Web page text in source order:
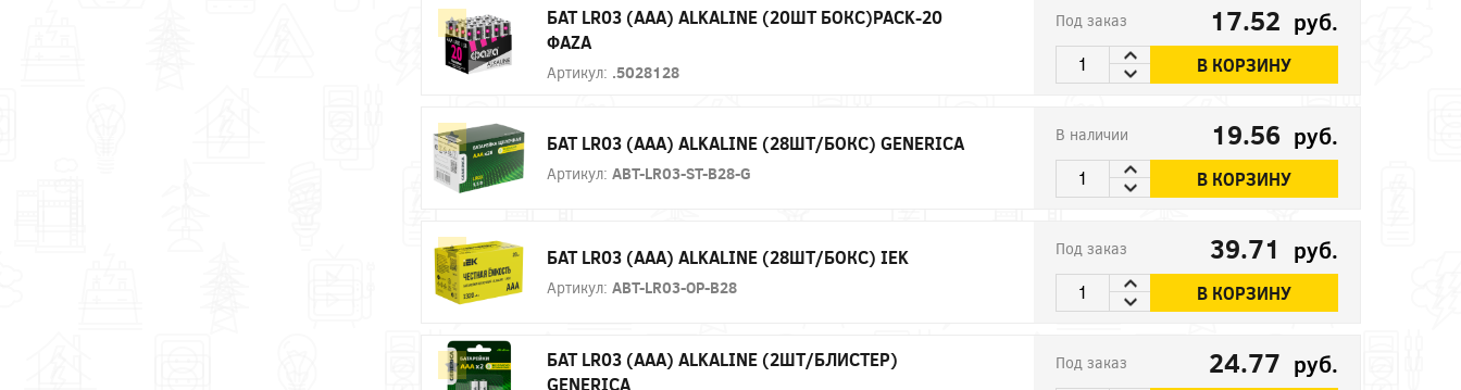
БАТ LR03 (AAA) ALKALINE (20ШТ БОКС)PACK-20
ФAZA
Артикул: .5028128
Под заказ 17.52 руб.
В КОРЗИНУ
БАТ LR03 (AAA) ALKALINE (28ШТ/БОКС) GENERICA
Артикул: ABT-LR03-ST-B28-G
В наличии 19.56 руб.
В КОРЗИНУ
БАТ LR03 (AAA) ALKALINE (28ШТ/БОКС) IEK
Артикул: ABT-LR03-OP-B28
Под заказ 39.71 руб.
В КОРЗИНУ
БАТ LR03 (AAA) ALKALINE (2ШТ/БЛИСТЕР)
GENERICA
Под заказ 24.77 руб.